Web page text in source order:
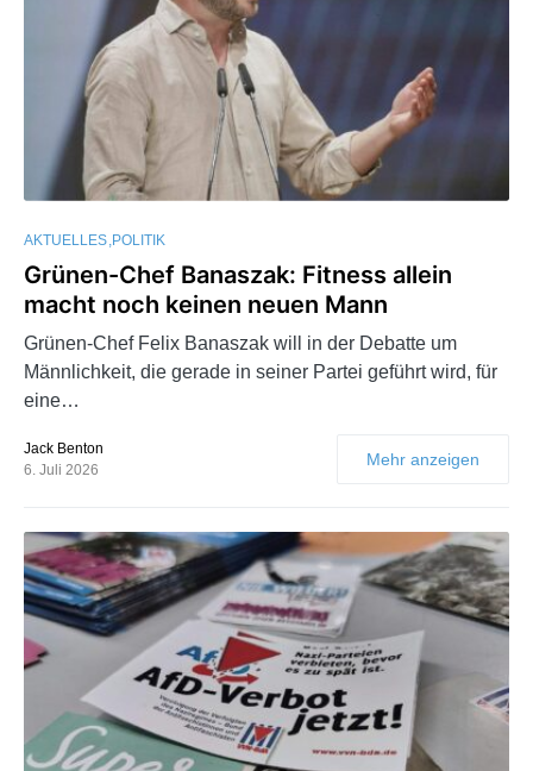
AKTUELLES POLITIK
Grünen-Chef Banaszak: Fitness allein
macht noch keinen neuen Mann
Grünen-Chef Felix Banaszak will in der Debatte um
Männlichkeit, die gerade in seiner Partei geführt wird, für
eine…
Jack Benton
6. Juli 2026
Mehr anzeigen